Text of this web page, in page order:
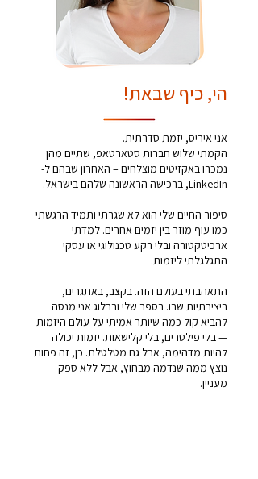
הי, כיף שבאת!
אני איריס, יזמת סדרתית.
הקמתי שלוש חברות סטארטאפ, שתיים מהן
נמכרו באקזיטים מוצלחים – האחרון שבהם ל-
LinkedIn, ברכישה הראשונה שלהם בישראל.
סיפור החיים שלי הוא לא שגרתי ותמיד הרגשתי
כמו עוף מוזר בין יזמים אחרים. למדתי
ארכיטקטורה ובלי רקע טכנולוגי או עסקי
התגלגלתי ליזמות.
התאהבתי בעולם הזה. בקצב, באתגרים,
ביצירתיות שבו. בספר שלי ובבלוג אני מנסה
להביא קול כמה שיותר אמיתי על עולם היזמות
— בלי פילטרים, בלי קלישאות. יזמות יכולה
להיות מדהימה, אבל גם מטלטלת. כן, זה פחות
נוצץ ממה שנדמה מבחוץ, אבל ללא ספק
מעניין.